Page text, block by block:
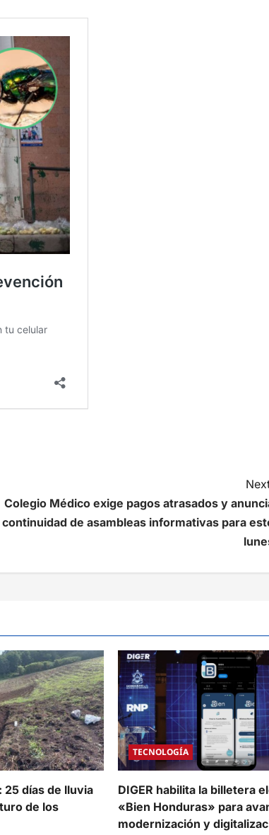
Colegio Médico exige pagos atrasados y
continuidad de asambleas informativas para
días de lluvia
de los
TECNOLOGÍA
DIGER habilita la billetera
«Bien Honduras» para
modernización y